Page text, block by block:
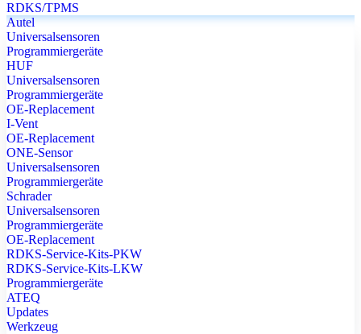
RDKS/TPMS
Autel
Universalsensoren
Programmiergeräte
HUF
Universalsensoren
Programmiergeräte
OE-Replacement
I-Vent
OE-Replacement
ONE-Sensor
Universalsensoren
Programmiergeräte
Schrader
Universalsensoren
Programmiergeräte
OE-Replacement
RDKS-Service-Kits-PKW
RDKS-Service-Kits-LKW
Programmiergeräte
ATEQ
Updates
Werkzeug